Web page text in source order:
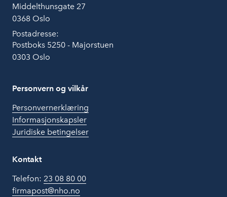
Middelthunsgate 27
0368 Oslo
Postadresse:
Postboks 5250 - Majorstuen
0303 Oslo
Personvern og vilkår
Personvernerklæring
Informasjonskapsler
Juridiske betingelser
Kontakt
Telefon: 23 08 80 00
firmapost@nho.no